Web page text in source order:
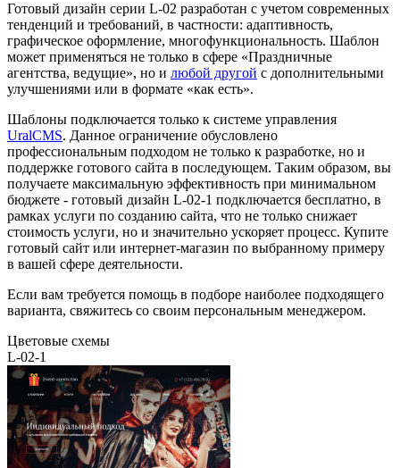
Готовый дизайн серии L-02 разработан с учетом современных
тенденций и требований, в частности: адаптивность,
графическое оформление, многофункциональность. Шаблон
может применяться не только в сфере «Праздничные
агентства, ведущие», но и любой другой с дополнительными
улучшениями или в формате «как есть».
Шаблоны подключается только к системе управления
UralCMS. Данное ограничение обусловлено
профессиональным подходом не только к разработке, но и
поддержке готового сайта в последующем. Таким образом, вы
получаете максимальную эффективность при минимальном
бюджете - готовый дизайн L-02-1 подключается бесплатно, в
рамках услуги по созданию сайта, что не только снижает
стоимость услуги, но и значительно ускоряет процесс. Купите
готовый сайт или интернет-магазин по выбранному примеру
в вашей сфере деятельности.
Если вам требуется помощь в подборе наиболее подходящего
варианта, свяжитесь со своим персональным менеджером.
Цветовые схемы
L-02-1